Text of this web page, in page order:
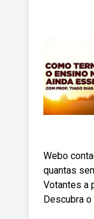
Webo
quantas
Votantes a
Descubra